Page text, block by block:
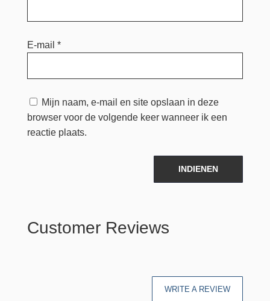
E-mail *
Mijn naam, e-mail en site opslaan in deze
browser voor de volgende keer wanneer ik een
reactie plaats.
INDIENEN
Customer Reviews
WRITE A REVIEW